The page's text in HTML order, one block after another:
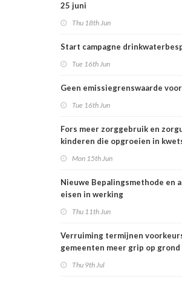
25 juni
Thu 18th Jun
Start campagne
Tue 16th Jun
Geen emissiegrenswaarde
Tue 16th Jun
Fors meer zorggebruik en
kinderen die opgroeien in
Mon 15th Jun
Nieuwe Bepalingsmethode en
eisen in werking
Thu 11th Jun
Verruiming termijnen
gemeenten meer grip op grond
Thu 9th Jul